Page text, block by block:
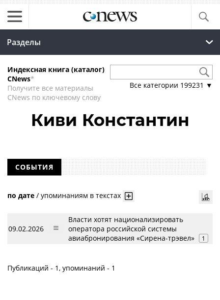
Разделы
Индексная книга (каталог)
CNews*
Получите все материалы
CNews по ключевому слову
Все категории 199231 ▼
Киви Константин
СОБЫТИЯ
по дате / упоминаниям в текстах
09.02.2026
Власти хотят национализировать
оператора российской системы
авиабронирования «Сирена-трэвел»
1
Публикаций - 1, упоминаний - 1